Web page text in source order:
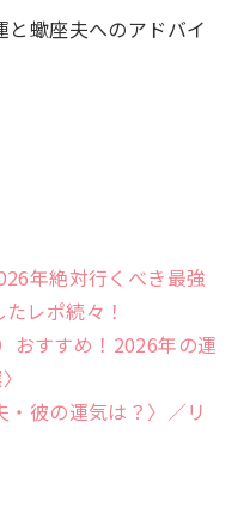
と蠍座夫へのアドバイ
年絶対行くべき最強
レポ続々！
おすすめ！2026年の運
彼の運気は？〉／リ